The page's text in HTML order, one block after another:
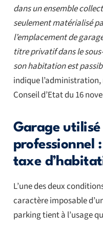
dans un ensemble
seulement matérialisé
l’emplacement de
titre privatif dans le
son habitation est
indique
Conseil d’Etat du 16
Garage utilisé
professionnel
taxe
L’une des deux
caractère imposable
parking tient à l’usage